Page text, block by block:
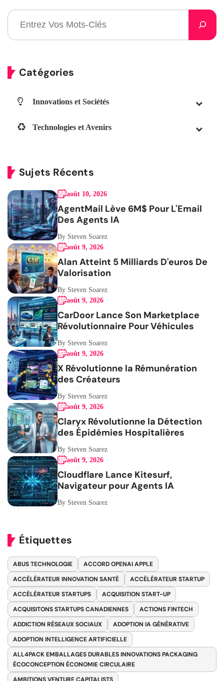
Catégories
Innovations et Sociétés
Technologies et Avenirs
Sujets Récents
août 10, 2026
AgentMail Lève 6M$ Pour L'Email
Des Agents IA
By Steven Soarez
août 9, 2026
Alan Atteint 5 Milliards D'euros De
Valorisation
By Steven Soarez
août 9, 2026
CarDoor Lance Son Marketplace
Révolutionnaire Pour Véhicules
By Steven Soarez
août 9, 2026
X Révolutionne la Rémunération
des Créateurs
By Steven Soarez
août 9, 2026
Claryx Révolutionne la Détection
des Épidémies Hospitalières
By Steven Soarez
août 9, 2026
Cloudflare Lance Kitesurf,
Navigateur pour Agents IA
By Steven Soarez
Étiquettes
ABUS TECHNOLOGIE
ACCORD OPENAI APPLE
ACCÉLÉRATEUR INNOVATION SANTÉ
ACCÉLÉRATEUR STARTUP
ACCÉLÉRATEUR STARTUPS
ACQUISITION START-UP
ACQUISITONS STARTUPS CANADIENNES
ACTIONS FINTECH
ADDICTION RÉSEAUX SOCIAUX
ADOPTION IA GÉNÉRATIVE
ADOPTION INTELLIGENCE ARTIFICIELLE
ALL4PACK EMBALLAGES DURABLES INNOVATIONS PACKAGING
ÉCOCONCEPTION ÉCONOMIE CIRCULAIRE